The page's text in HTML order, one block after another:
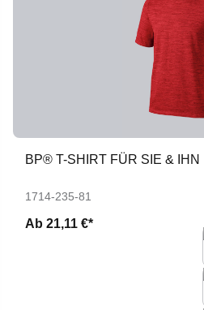
BP® T-SHIRT FÜR SIE & IHN
1714-235-81
Ab 21,11 €*